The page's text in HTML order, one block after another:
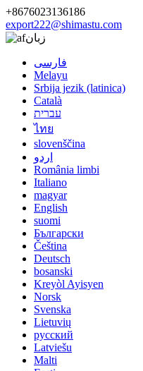
+8676023136186
export222@shimastu.com
زبان
فارسی
Melayu
Srbija jezik (latinica)
Català
עברית
ไทย
slovenščina
اردو
România limbi
Italiano
magyar
English
suomi
Български
Čeština
Deutsch
bosanski
Kreyòl Ayisyen
Norsk
Svenska
Lietuvių
русский
Latviešu
Malti